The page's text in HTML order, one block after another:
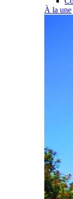
À la une